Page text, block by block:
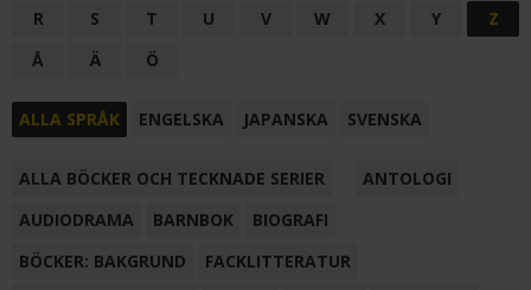
R
S T U V W X Y
Z
Å
Ä Ö
ALLA SPRÅK ENGELSKA JAPANSKA SVENSKA
ALLA BÖCKER OCH TECKNADE SERIER
ANTOLOGI
AUDIODRAMA
BARNBOK
BIOGRAFI
BÖCKER: BAKGRUND
FACKLITTERATUR